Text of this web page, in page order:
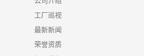
工厂巡视
最新新闻
荣誉资质